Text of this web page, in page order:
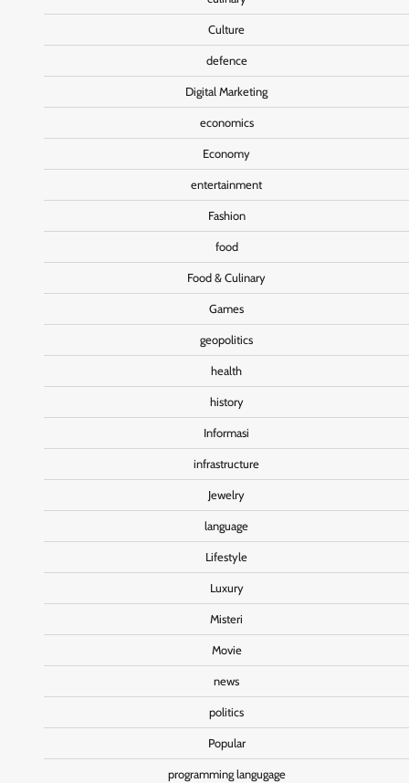
Culture
defence
Digital Marketing
economics
Economy
entertainment
Fashion
food
Food & Culinary
Games
geopolitics
health
history
Informasi
infrastructure
Jewelry
language
Lifestyle
Luxury
Misteri
Movie
news
politics
Popular
programming langugage